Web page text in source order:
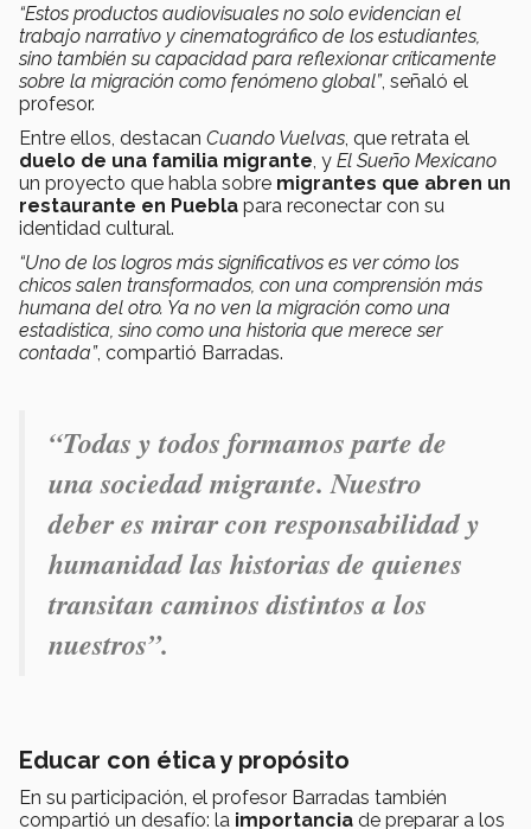
“Estos productos audiovisuales no solo evidencian el
trabajo narrativo y cinematográfico de los estudiantes,
sino también su capacidad para reflexionar críticamente
sobre la migración como fenómeno global”, señaló el
profesor.
Entre ellos, destacan Cuando Vuelvas , que retrata el
duelo de una familia migrante , y El Sueño Mexicano
un proyecto que habla sobre migrantes que abren un
restaurante en Puebla para reconectar con su
identidad cultural.
“Uno de los logros más significativos es ver cómo los
chicos salen transformados, con una comprensión más
humana del otro. Ya no ven la migración como una
estadística, sino como una historia que merece ser
contada”, compartió Barradas.
“Todas y todos formamos parte de
una sociedad migrante. Nuestro
deber es mirar con responsabilidad y
humanidad las historias de quienes
transitan caminos distintos a los
nuestros”.
Educar con ética y propósito
En su participación, el profesor Barradas también
compartió un desafío: la importancia de preparar a los